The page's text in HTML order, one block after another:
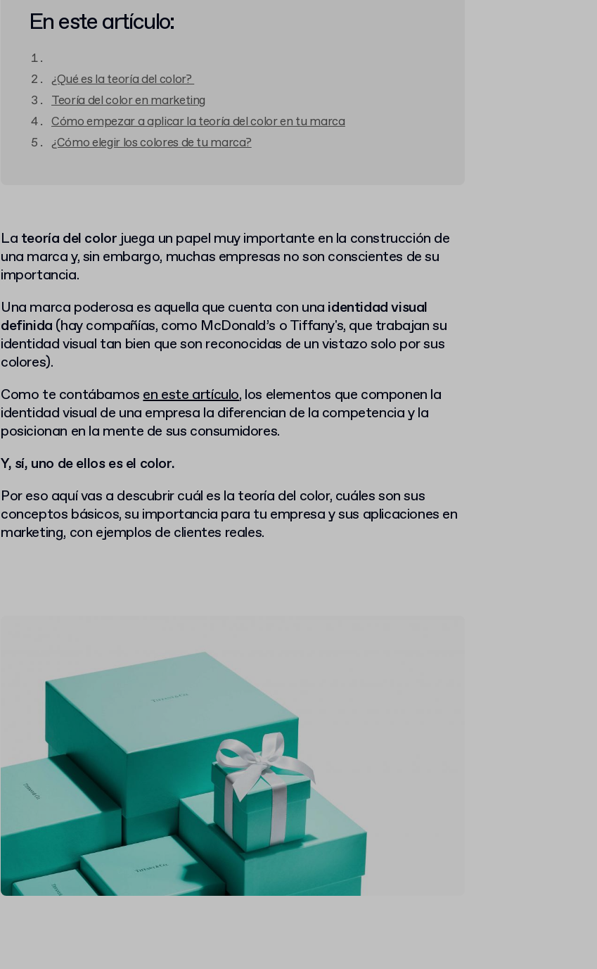
En este artículo:
¿Qué es la teoría del color?
Teoría del color en marketing
Cómo empezar a aplicar la teoría del color en tu marca
¿Cómo elegir los colores de tu marca?
La teoría del color juega un papel muy importante en la construcción de
una marca y, sin embargo, muchas empresas no son conscientes de su
importancia.
Una marca poderosa es aquella que cuenta con una identidad visual
definida (hay compañías, como McDonald’s o Tiffany's, que trabajan su
identidad visual tan bien que son reconocidas de un vistazo solo por sus
colores).
Como te contábamosen este artículo, los elementos que componen la
identidad visual de una empresa la diferencian de la competencia y la
posicionan en la mente de sus consumidores.
Y, sí, uno de ellos es el color.
Por eso aquí vas a descubrir cuál es la teoría del color, cuáles son sus
conceptos básicos, su importancia para tu empresa y sus aplicaciones en
marketing, con ejemplos de clientes reales.